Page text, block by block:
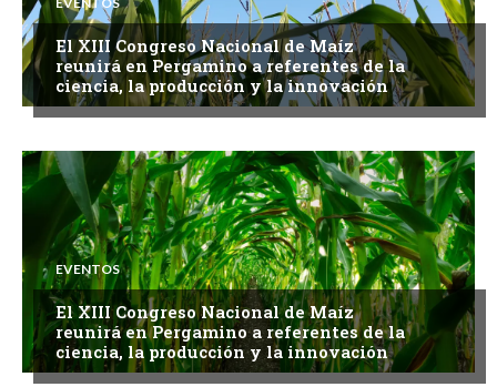
El XIII Congreso Nacional de Maíz
reunirá en Pergamino a referentes de la
ciencia, la producción y la innovación
EVENTOS
El XIII Congreso Nacional de Maíz
reunirá en Pergamino a referentes de la
ciencia, la producción y la innovación